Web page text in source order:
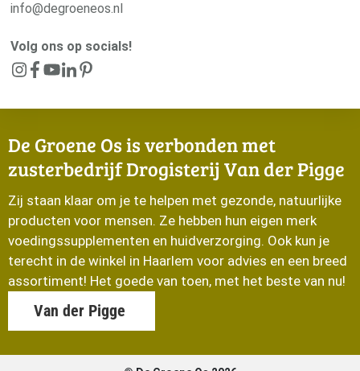
info@degroeneos.nl
Volg ons op socials!
De Groene Os is verbonden met
zusterbedrijf Drogisterij Van der Pigge
Zij staan klaar om je te helpen met gezonde, natuurlijke
producten voor mensen. Ze hebben hun eigen merk
voedingssupplementen en huidverzorging. Ook kun je
terecht in de winkel in Haarlem voor advies en een breed
assortiment! Het goede van toen, met het beste van nu!
Van der Pigge